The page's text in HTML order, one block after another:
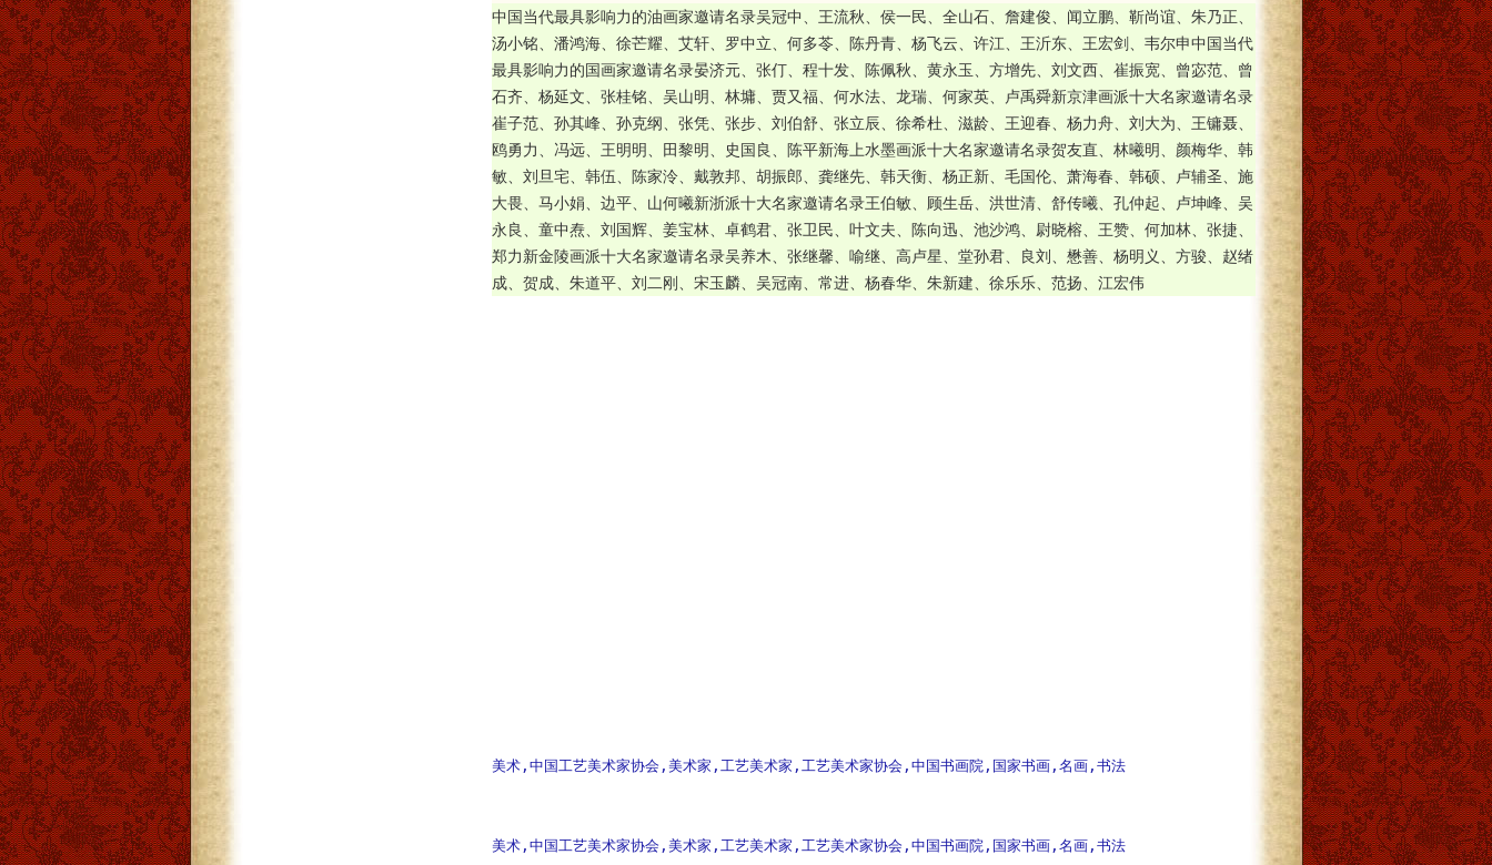
中国当代最具影响力的油画家邀请名录吴冠中、王流秋、侯一民、全山石、詹建俊、闻立鹏、靳尚谊、朱乃正、
汤小铭、潘鸿海、徐芒耀、艾轩、罗中立、何多苓、陈丹青、杨飞云、许江、王沂东、王宏剑、韦尔申中国当代
最具影响力的国画家邀请名录晏济元、张仃、程十发、陈佩秋、黄永玉、方增先、刘文西、崔振宽、曾宓范、曾
石齐、杨延文、张桂铭、吴山明、林墉、贾又福、何水法、龙瑞、何家英、卢禹舜新京津画派十大名家邀请名录
崔子范、孙其峰、孙克纲、张凭、张步、刘伯舒、张立辰、徐希杜、滋龄、王迎春、杨力舟、刘大为、王镛聂、
鸥勇力、冯远、王明明、田黎明、史国良、陈平新海上水墨画派十大名家邀请名录贺友直、林曦明、颜梅华、韩
敏、刘旦宅、韩伍、陈家泠、戴敦邦、胡振郎、龚继先、韩天衡、杨正新、毛国伦、萧海春、韩硕、卢辅圣、施
大畏、马小娟、边平、山何曦新浙派十大名家邀请名录王伯敏、顾生岳、洪世清、舒传曦、孔仲起、卢坤峰、吴
永良、童中焘、刘国辉、姜宝林、卓鹤君、张卫民、叶文夫、陈向迅、池沙鸿、尉晓榕、王赞、何加林、张捷、
郑力新金陵画派十大名家邀请名录吴养木、张继馨、喻继、高卢星、堂孙君、良刘、懋善、杨明义、方骏、赵绪
成、贺成、朱道平、刘二刚、宋玉麟、吴冠南、常进、杨春华、朱新建、徐乐乐、范扬、江宏伟
美术,中国工艺美术家协会,美术家,工艺美术家,工艺美术家协会,中国书画院,国家书画,名画,书法
美术,中国工艺美术家协会,美术家,工艺美术家,工艺美术家协会,中国书画院,国家书画,名画,书法